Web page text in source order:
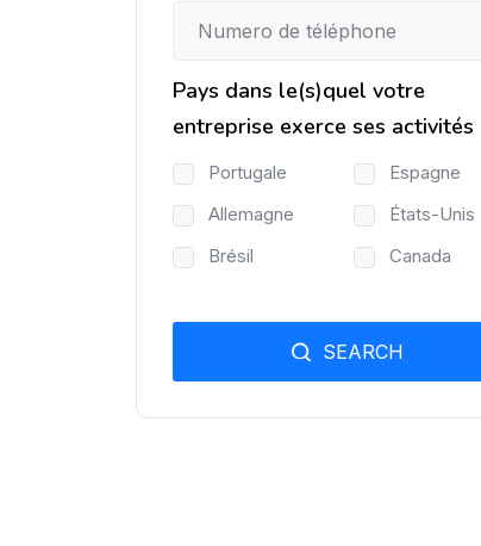
Pays dans le(s)quel votre
entreprise exerce ses activités
Portugale
Espagne
Allemagne
États-Unis
Brésil
Canada
SEARCH